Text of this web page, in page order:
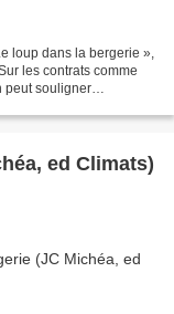
loup dans la bergerie »,
les contrats comme
peut souligner
ed Climats)